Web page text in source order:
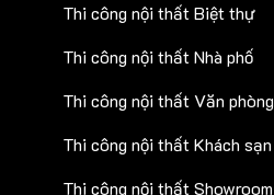
Thi công nội thất Biệt thự
Thi công nội thất Nhà phố
Thi công nội thất Văn phòng
Thi công nội thất Khách sạn
Thi công nội thất Showroom